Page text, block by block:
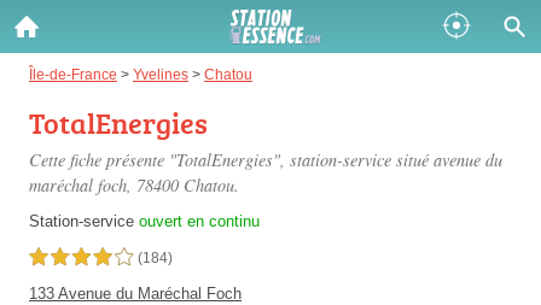
Île-de-France > Yvelines > Chatou
TotalEnergies
Cette fiche présente "TotalEnergies", station-service situé avenue du
maréchal foch, 78400 Chatou.
Station-service ouvert en continu
4,0 étoiles sur 5 (184)
133 Avenue du Maréchal Foch
Gazole :
Disponible
SP 98 :
Disponible
SP 95 :